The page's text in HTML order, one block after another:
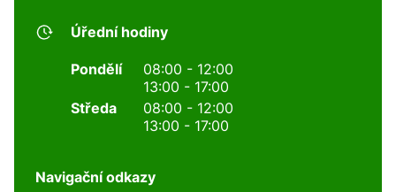
Úřední hodiny
Pondělí
08:00 - 12:00
13:00 - 17:00
Středa
08:00 - 12:00
13:00 - 17:00
Navigační odkazy